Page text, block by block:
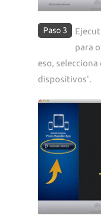
Paso 3
para
eso,
dispositivos'.